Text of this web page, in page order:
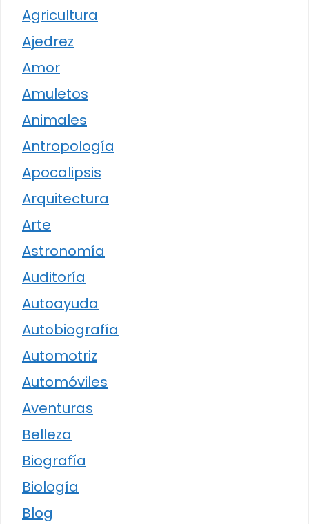
Agricultura
Ajedrez
Amor
Amuletos
Animales
Antropología
Apocalipsis
Arquitectura
Arte
Astronomía
Auditoría
Autoayuda
Autobiografía
Automotriz
Automóviles
Aventuras
Belleza
Biografía
Biología
Blog